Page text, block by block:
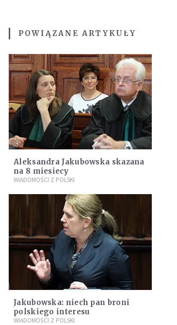
POWIĄZANE ARTYKUŁY
Aleksandra Jakubowska skazana
na 8 miesiecy
WIADOMOŚCI Z POLSKI
Jakubowska: niech pan broni
polskiego interesu
WIADOMOŚCI Z POLSKI